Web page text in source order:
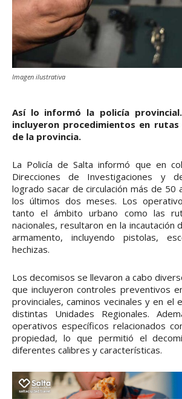
Imagen ilustrativa
Así lo informó la policía
incluyeron procedimientos en rutas
de la provincia.
La Policía de Salta informó que en
Direcciones de Investigaciones y
logrado sacar de circulación más de 50
los últimos dos meses. Los
tanto el ámbito urbano como las
nacionales, resultaron en la incautación
armamento, incluyendo pistolas,
hechizas.
Los decomisos se llevaron a cabo
que incluyeron controles preventivos
provinciales, caminos vecinales y en el
distintas Unidades Regionales.
operativos específicos relacionados
propiedad, lo que permitió el
diferentes calibres y características.